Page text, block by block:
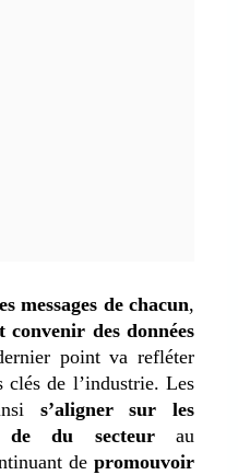
messages de chacun,
convenir des données
point va refléter
de l’industrie. Les
s’aligner sur les
de du secteurau
de promouvoir